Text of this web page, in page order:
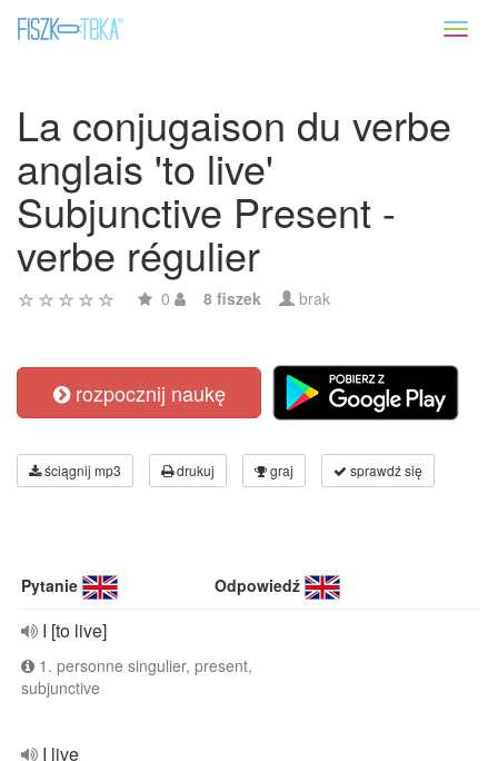
La conjugaison du verbe
anglais 'to live'
Subjunctive Present -
verbe régulier
0 8 fiszek brak
rozpocznij naukę
ściągnij mp3 drukuj graj sprawdź się
Pytanie Odpowiedź
I [to live]
1. personne singulier, present,
subjunctive
I live